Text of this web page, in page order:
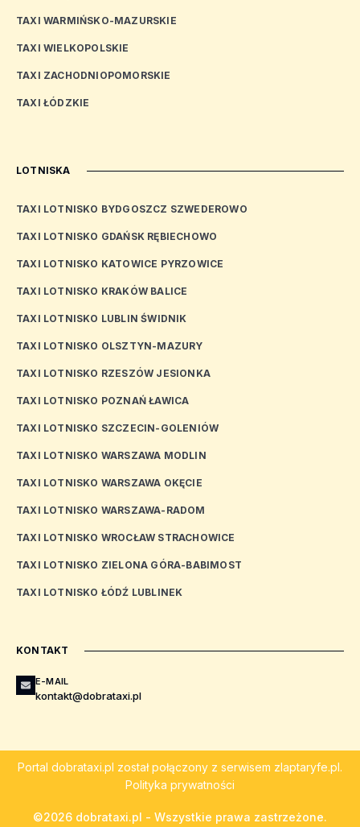
TAXI WARMIŃSKO-MAZURSKIE
TAXI WIELKOPOLSKIE
TAXI ZACHODNIOPOMORSKIE
TAXI ŁÓDZKIE
LOTNISKA
TAXI LOTNISKO BYDGOSZCZ SZWEDEROWO
TAXI LOTNISKO GDAŃSK RĘBIECHOWO
TAXI LOTNISKO KATOWICE PYRZOWICE
TAXI LOTNISKO KRAKÓW BALICE
TAXI LOTNISKO LUBLIN ŚWIDNIK
TAXI LOTNISKO OLSZTYN-MAZURY
TAXI LOTNISKO RZESZÓW JESIONKA
TAXI LOTNISKO POZNAŃ ŁAWICA
TAXI LOTNISKO SZCZECIN-GOLENIÓW
TAXI LOTNISKO WARSZAWA MODLIN
TAXI LOTNISKO WARSZAWA OKĘCIE
TAXI LOTNISKO WARSZAWA-RADOM
TAXI LOTNISKO WROCŁAW STRACHOWICE
TAXI LOTNISKO ZIELONA GÓRA-BABIMOST
TAXI LOTNISKO ŁÓDŹ LUBLINEK
KONTAKT
E-MAIL
kontakt@dobrataxi.pl
Portal dobrataxi.pl został połączony z serwisem zlaptaryfe.pl.
Polityka prywatności
©2026 dobrataxi.pl - Wszystkie prawa zastrzeżone.